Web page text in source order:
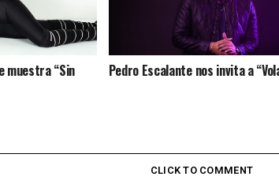
muestra “Sin Pedro Escalante nos invita a
CLICK TO COMMENT